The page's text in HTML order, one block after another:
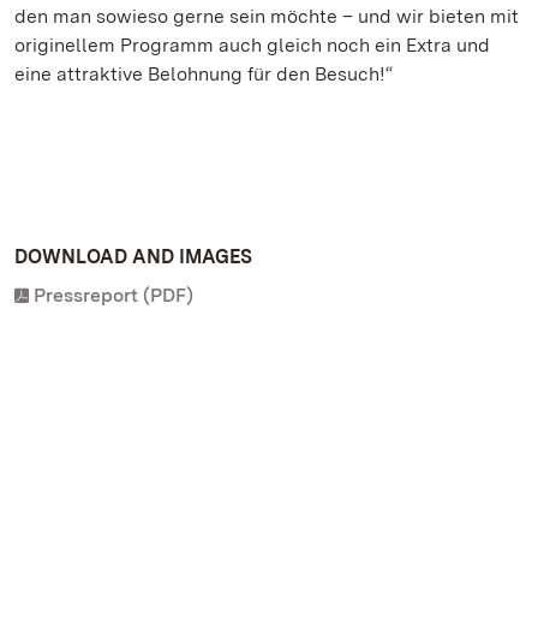
den man sowieso gerne sein möchte – und wir bieten mit
originellem Programm auch gleich noch ein Extra und
eine attraktive Belohnung für den Besuch!“
DOWNLOAD AND IMAGES
Pressreport (PDF)